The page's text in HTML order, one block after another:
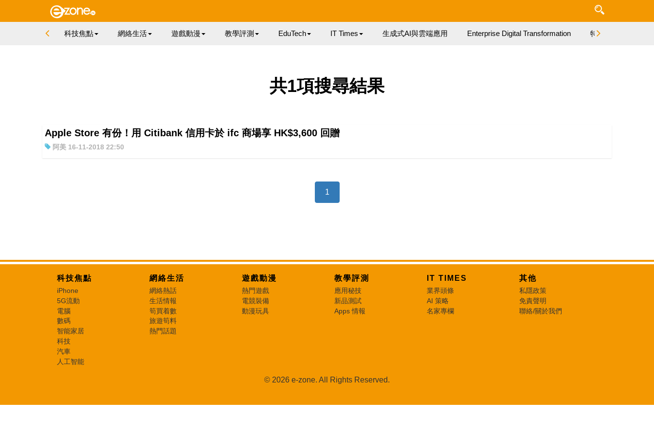
科技焦點 網絡生活 遊戲動漫 教學評測 EduTech IT Times 生成式AI與雲端應用 Enterprise Digital Transformation 特集
共1項搜尋結果
Apple Store 有份！用 Citibank 信用卡於 ifc 商場享 HK$3,600 回贈
阿美 16-11-2018 22:50
1
科技焦點
iPhone
5G流動
電腦
數碼
智能家居
科技
汽車
人工智能
網絡生活
網絡熱話
生活情報
筍買着數
旅遊筍料
熱門話題
遊戲動漫
熱門遊戲
電競裝備
動漫玩具
教學評測
應用秘技
新品測試
Apps 情報
IT TIMES
業界頭條
AI 策略
名家專欄
其他
私隱政策
免責聲明
聯絡/關於我們
© 2026 e-zone. All Rights Reserved.